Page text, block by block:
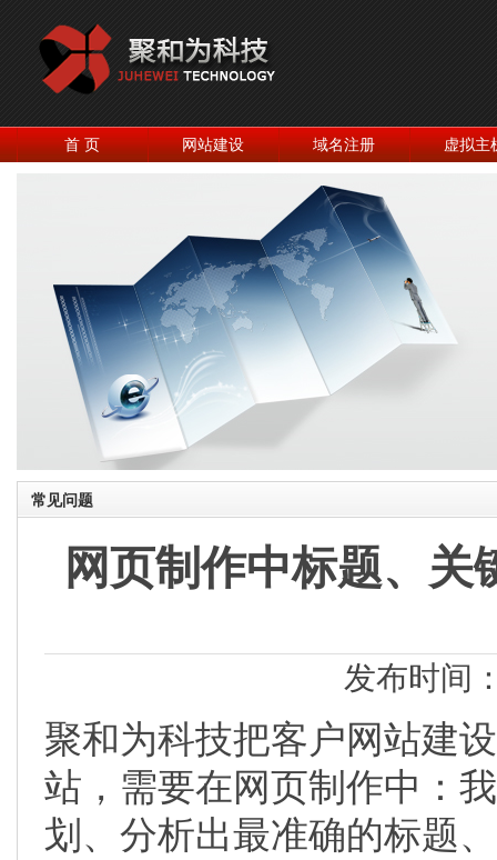
首 页 网站建设 域名注册 虚拟主
常见问题
网页制作中标题、
发布时间
聚和为科技把客户网站建
站，需要在网页制作中：
划、分析出最准确的标题